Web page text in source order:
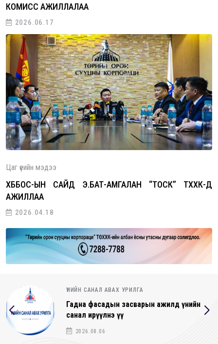
КОМИСС АЖИЛЛАЛАА
2026.06.17
Цаг үеийн мэдээ
ХББОС-ЫН САЙД Э.БАТ-АМГАЛАН “ТОСК” ТӨХХК-Д
АЖИЛЛАА
2026.04.18
ҮНИЙН САНАЛ АВАХ УРИЛГА
Гадна фасадын засварын ажилд үнийн
санал ирүүлнэ үү
2026.08.06